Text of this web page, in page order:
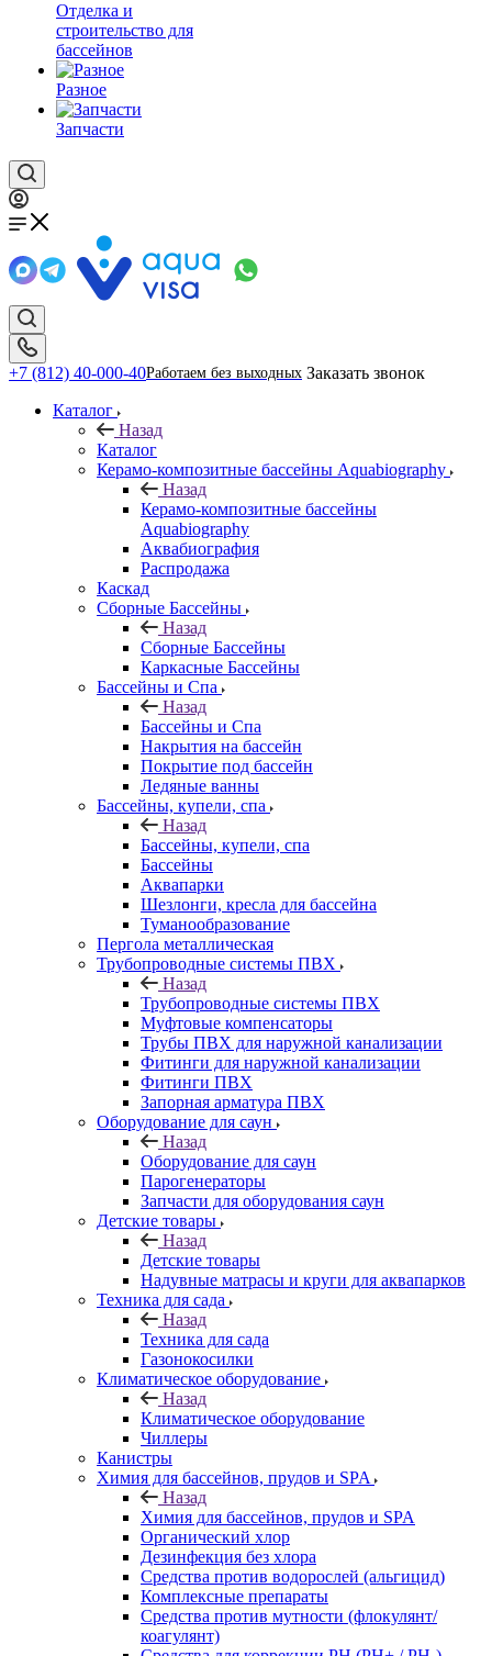
Отделка и
строительство для
бассейнов
Разное
Запчасти
+7 (812) 40-000-40Работаем без выходных Заказать звонок
Каталог
Назад
Каталог
Керамо-композитные бассейны Aquabiography
Назад
Керамо-композитные бассейны
Aquabiography
Аквабиография
Распродажа
Каскад
Сборные Бассейны
Назад
Сборные Бассейны
Каркасные Бассейны
Бассейны и Спа
Назад
Бассейны и Спа
Накрытия на бассейн
Покрытие под бассейн
Ледяные ванны
Бассейны, купели, спа
Назад
Бассейны, купели, спа
Бассейны
Аквапарки
Шезлонги, кресла для бассейна
Туманообразование
Пергола металлическая
Трубопроводные системы ПВХ
Назад
Трубопроводные системы ПВХ
Муфтовые компенсаторы
Трубы ПВХ для наружной канализации
Фитинги для наружной канализации
Фитинги ПВХ
Запорная арматура ПВХ
Оборудование для саун
Назад
Оборудование для саун
Парогенераторы
Запчасти для оборудования саун
Детские товары
Назад
Детские товары
Надувные матрасы и круги для аквапарков
Техника для сада
Назад
Техника для сада
Газонокосилки
Климатическое оборудование
Назад
Климатическое оборудование
Чиллеры
Канистры
Химия для бассейнов, прудов и SPA
Назад
Химия для бассейнов, прудов и SPA
Органический хлор
Дезинфекция без хлора
Средства против водорослей (альгицид)
Комплексные препараты
Средства против мутности (флокулянт/
коагулянт)